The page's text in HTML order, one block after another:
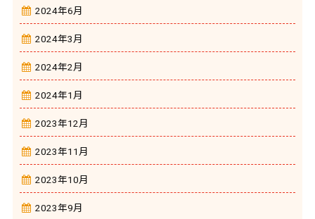
2024年6月
2024年3月
2024年2月
2024年1月
2023年12月
2023年11月
2023年10月
2023年9月